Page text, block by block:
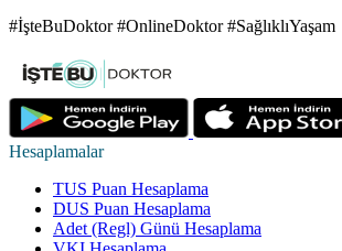
#İşteBuDoktor #OnlineDoktor #SağlıklıYaşam
Hesaplamalar
TUS Puan Hesaplama
DUS Puan Hesaplama
Adet (Regl) Günü Hesaplama